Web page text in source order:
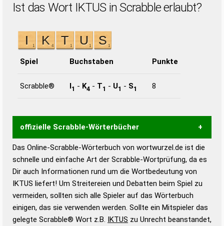
Ist das Wort IKTUS in Scrabble erlaubt?
Spiel Buchstaben Punkte
Scrabble® I1 - K4 - T1 - U1 - S1 8
offizielle Scrabble-Wörterbücher
Wortwurzel liefert mit Hilfe eines semantischen
Wortanalyse-Algorithmus gute Anhaltspunkte zu
Wortbedeutung, Worttrennung und Wortform, um die
Gültigkeit eines Wortes für das Scrabble-Spiel zu
bestimmen!
zugelassene Turnier Scrabble-
Wörterbücher sind:
Das Online-Scrabble-Wörterbuch von wortwurzel.de ist die
schnelle und einfache Art der Scrabble-Wortprüfung, da es
Dir auch Informationen rund um die Wortbedeutung von
IKTUS liefert! Um Streitereien und Debatten beim Spiel zu
vermeiden, sollten sich alle Spieler auf das Wörterbuch
einigen, das sie verwenden werden. Sollte ein Mitspieler das
gelegte Scrabble® Wort z.B. IKTUS zu Unrecht beanstandet,